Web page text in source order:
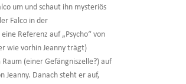
um und schaut ihn mysteriös
Falco in der
Referenz auf „Psycho“ von
wie vorhin Jeanny trägt)
(einer Gefängniszelle?) auf
Jeanny. Danach steht er auf,